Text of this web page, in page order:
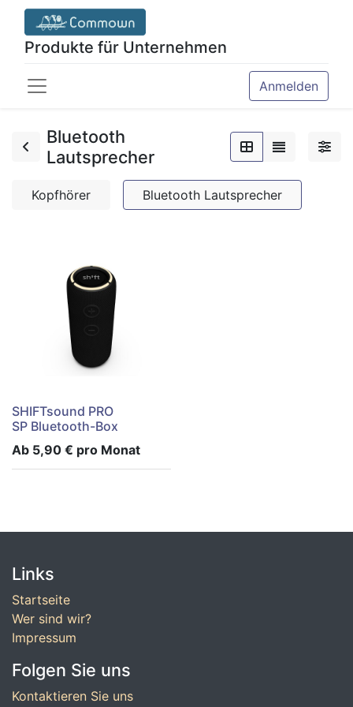
Produkte für Unternehmen
Anmelden
Bluetooth
Lautsprecher
Kopfhörer Bluetooth Lautsprecher
SHIFTsound PRO
SP Bluetooth-Box
Ab 5,90 € pro Monat
Links
Startseite
Wer sind wir?
Impressum
Folgen Sie uns
Kontaktieren Sie uns